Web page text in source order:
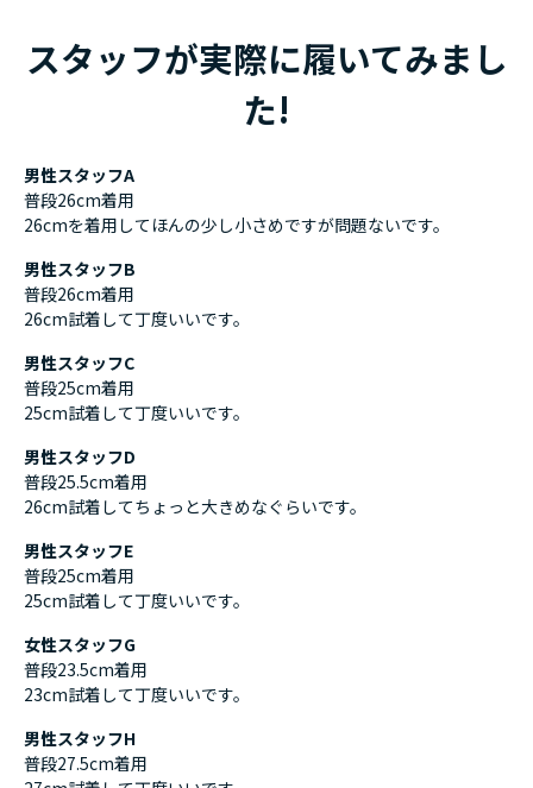
スタッフが実際に履いてみまし
た!
男性スタッフA
普段26cm着用
26cmを着用してほんの少し小さめですが問題ないです。
男性スタッフB
普段26cm着用
26cm試着して丁度いいです。
男性スタッフC
普段25cm着用
25cm試着して丁度いいです。
男性スタッフD
普段25.5cm着用
26cm試着してちょっと大きめなぐらいです。
男性スタッフE
普段25cm着用
25cm試着して丁度いいです。
女性スタッフG
普段23.5cm着用
23cm試着して丁度いいです。
男性スタッフH
普段27.5cm着用